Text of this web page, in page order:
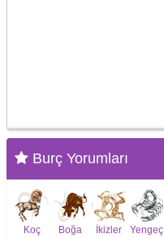
Burç Yorumları
Koç Boğa İkizler Yengeç